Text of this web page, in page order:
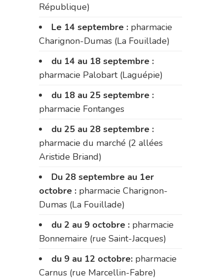
République)
Le 14 septembre : pharmacie
Charignon-Dumas (La Fouillade)
du 14 au 18 septembre :
pharmacie Palobart (Laguépie)
du 18 au 25 septembre :
pharmacie Fontanges
du 25 au 28 septembre :
pharmacie du marché (2 allées
Aristide Briand)
Du 28 septembre au 1er
octobre : pharmacie Charignon-
Dumas (La Fouillade)
du 2 au 9 octobre : pharmacie
Bonnemaire (rue Saint-Jacques)
du 9 au 12 octobre: pharmacie
Carnus (rue Marcellin-Fabre)